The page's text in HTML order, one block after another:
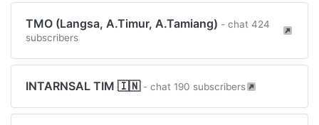
TMO (Langsa, A.Timur, A.Tamiang) - chat 424
subscribers
INTARNSAL TIM 🇮🇳 - chat 190 subscribers